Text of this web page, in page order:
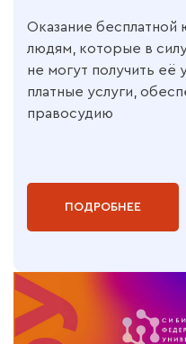
Оказание
людям, которые в
не могут получить
платные услуги,
правосудию
ПОДРОБНЕЕ